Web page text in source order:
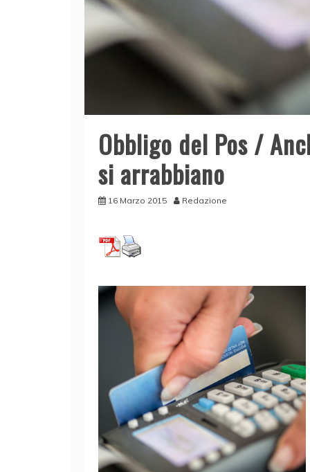
Obbligo del Pos /
si arrabbiano
16 Marzo 2015 Redazione